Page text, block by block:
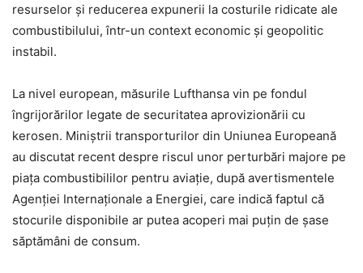
resurselor și reducerea expunerii la costurile ridicate ale
combustibilului, într-un context economic și geopolitic
instabil.
La nivel european, măsurile Lufthansa vin pe fondul
îngrijorărilor legate de securitatea aprovizionării cu
kerosen. Miniștrii transporturilor din Uniunea Europeană
au discutat recent despre riscul unor perturbări majore pe
piața combustibililor pentru aviație, după avertismentele
Agenției Internaționale a Energiei, care indică faptul că
stocurile disponibile ar putea acoperi mai puțin de șase
săptămâni de consum.